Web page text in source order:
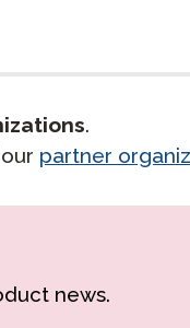
.
partner
news.